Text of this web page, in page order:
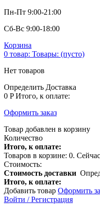
Пн-Пт 9:00-21:00
Сб-Вс 9:00-18:00
Корзина
0 товар: Товары: (пусто)
Нет товаров
Определить Доставка
0 P Итого, к оплате:
Оформить заказ
Товар добавлен в корзину
Количество
Итого, к оплате:
Товаров в корзине: 0.
Стоимость:
Стоимость доставки
Итого, к оплате:
Добавить товар Оформить
Войти / Регистрация